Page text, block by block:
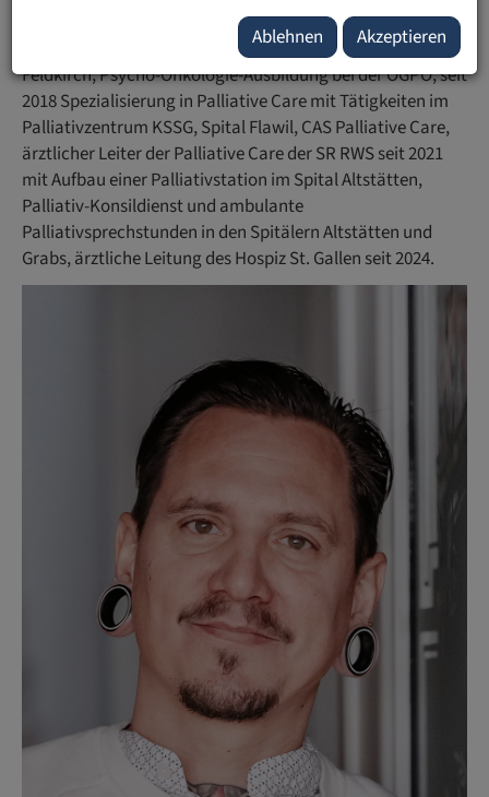
Medizinstudium an der Medizinischen Universität Wien,
Ausbildung zum Facharzt für Radio-Onkologie am LKH
Feldkirch, Psycho-Onkologie-Ausbildung bei der ÖGPO, seit
2018 Spezialisierung in Palliative Care mit Tätigkeiten im
Palliativzentrum KSSG, Spital Flawil, CAS Palliative Care,
ärztlicher Leiter der Palliative Care der SR RWS seit 2021
mit Aufbau einer Palliativstation im Spital Altstätten,
Palliativ-Konsildienst und ambulante
Palliativsprechstunden in den Spitälern Altstätten und
Grabs, ärztliche Leitung des Hospiz St. Gallen seit 2024.
Ablehnen Akzeptieren